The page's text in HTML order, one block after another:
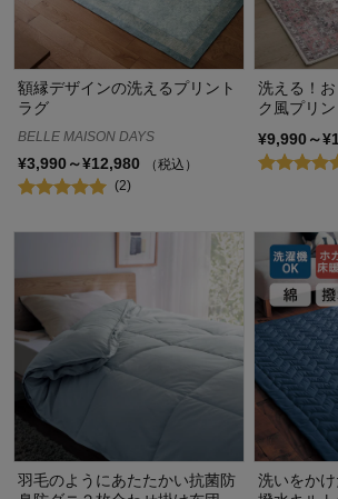
額縁デザインの洗えるプリント
ラグ
BELLE MAISON DAYS
¥3,990～¥12,980
（税込）
(2)
洗える！
ク風プリ
¥9,990～
羽毛のようにあたたかい抗菌防
洗いをか